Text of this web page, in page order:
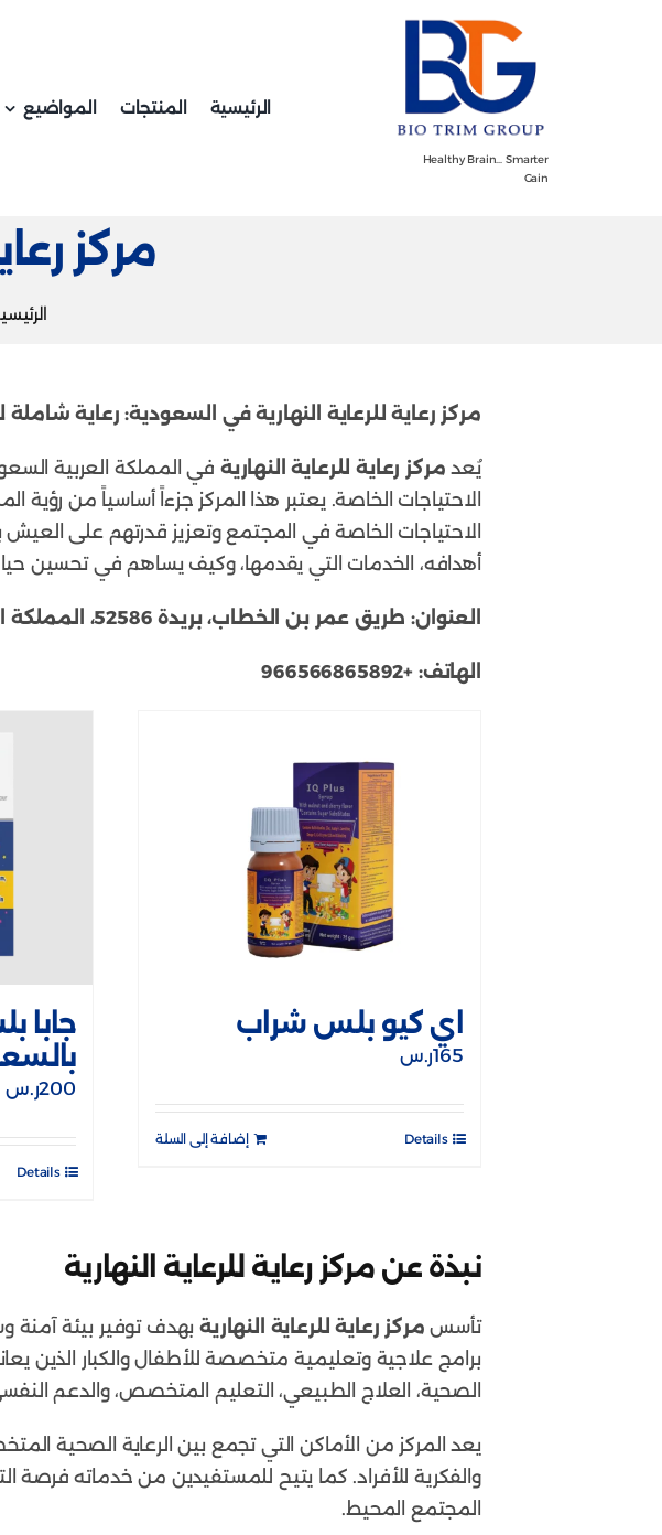
Healthy Brain… Smarter
Gain
الرئيسية المنتجات المواضيع
مركز
مركز رعاية للرعاية النهارية في السعودية: رعاية
يُعد مركز رعاية للرعاية النهارية في المملكة العربية
الاحتياجات الخاصة. يعتبر هذا المركز جزءاً أساسياً من
الاحتياجات الخاصة في المجتمع وتعزيز قدرتهم على
أهدافه، الخدمات التي يقدمها، وكيف يساهم في تحسين حياة
العنوان: طريق عمر بن الخطاب، بريدة 52586، المملكة العربية السعودية
الهاتف: +966566865892
اي كيو بلس شراب
165ر.س
إضافة إلى السلة Details
جابا
200ر.س
Details
نبذة عن مركز رعاية للرعاية النهارية
تأسس مركز رعاية للرعاية النهاريةبهدف توفير بيئة آمنة
برامج علاجية وتعليمية متخصصة للأطفال والكبار الذين
الصحية، العلاج الطبيعي، التعليم المتخصص، والدعم
يعد المركز من الأماكن التي تجمع بين الرعاية الصحية
والفكرية للأفراد. كما يتيح للمستفيدين من خدماته فرصة
المجتمع المحيط.